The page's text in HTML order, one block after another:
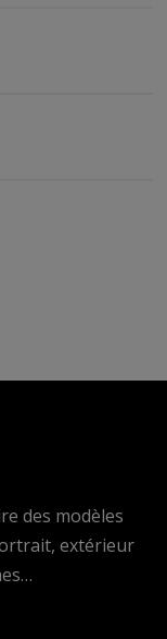
des modèles
extérieur